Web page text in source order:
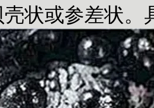
状或参差状